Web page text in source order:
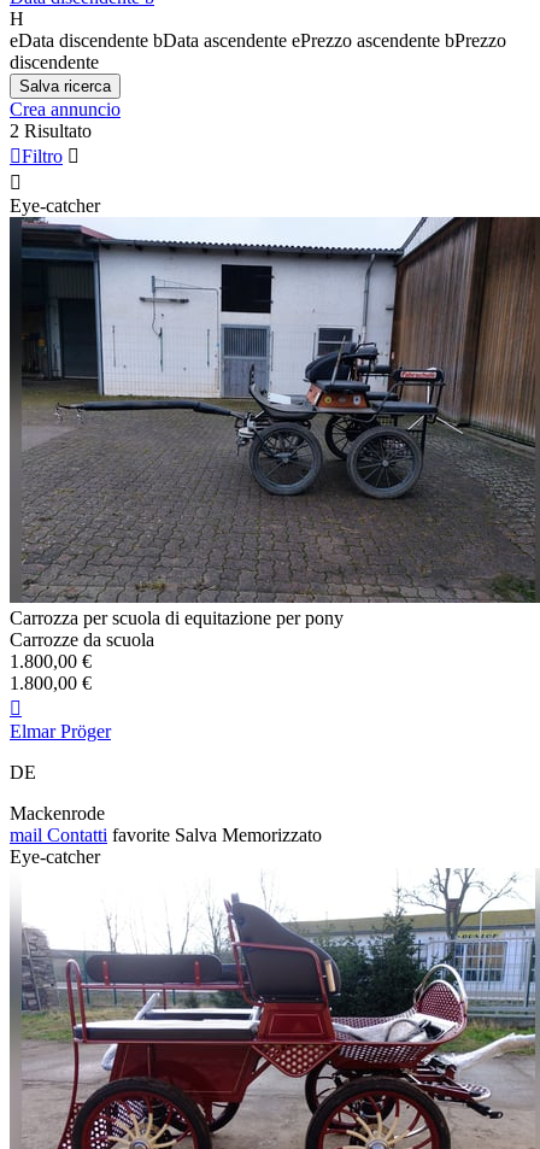
H
eData discendente bData ascendente ePrezzo ascendente bPrezzo
discendente
Salva ricerca
Crea annuncio
2 Risultato
Filtro 

Eye-catcher
Carrozza per scuola di equitazione per pony
Carrozze da scuola
1.800,00 €
1.800,00 €

Elmar Pröger
DE
Mackenrode
mail Contatti favorite Salva Memorizzato
Eye-catcher